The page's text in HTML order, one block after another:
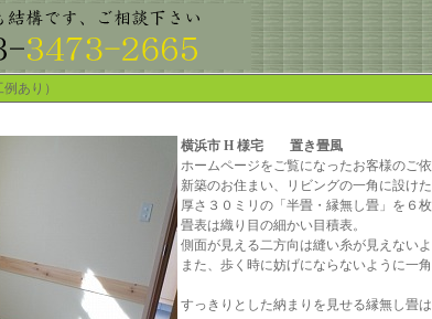
あり）
横浜市 H 様宅 置き畳風
ホームページをご覧になったお客様のご依
新築のお住まい、リビングの一角に設け
厚さ３０ミリの「半畳・縁無し畳」を６枚
畳表は織り目の細かい目積表。
側面が見える二方向は縫い糸が見えないよ
また、歩く時に妨げにならないように一
すっきりとした納まりを見せる縁無し畳